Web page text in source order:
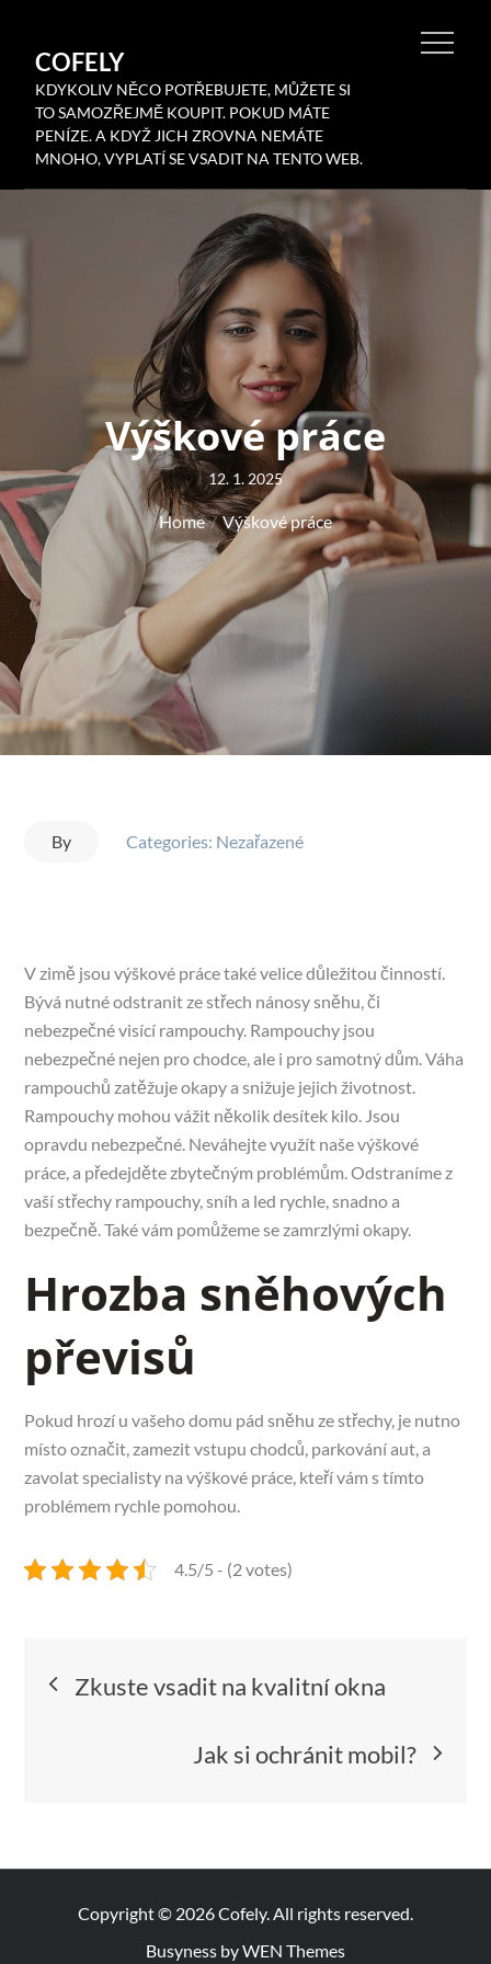
contentCOFELY
KDYKOLIV NĚCO POTŘEBUJETE, MŮŽETE SI
TO SAMOZŘEJMĚ KOUPIT. POKUD MÁTE
PENÍZE. A KDYŽ JICH ZROVNA NEMÁTE
MNOHO, VYPLATÍ SE VSADIT NA TENTO WEB.
Výškové práce
Posted
on
12. 1. 2025
Home Výškové práce
By Categories: Nezařazené
V zimě jsou výškové práce také velice důležitou činností.
Bývá nutné odstranit ze střech nánosy sněhu, či
nebezpečné visící rampouchy. Rampouchy jsou
nebezpečné nejen pro chodce, ale i pro samotný dům. Váha
rampouchů zatěžuje okapy a snižuje jejich životnost.
Rampouchy mohou vážit několik desítek kilo. Jsou
opravdu nebezpečné. Neváhejtevyužít naše výškové
práce, a předejděte zbytečným problémům. Odstraníme z
vaší střechy rampouchy, sníh a led rychle, snadno a
bezpečně. Také vám pomůžeme se zamrzlými okapy.
Hrozba sněhových
převisů
Pokud hrozí u vašeho domu pád sněhu ze střechy, je nutno
místo označit, zamezit vstupu chodců, parkování aut, a
zavolat specialisty na výškové práce, kteří vám s tímto
problémem rychle pomohou.
4.5/5 - (2 votes)
Navigace
Zkuste vsadit na kvalitní okna
Jak si ochránit mobil?
Copyright © 2026Cofely. All rights reserved.
Busyness byWEN Themes